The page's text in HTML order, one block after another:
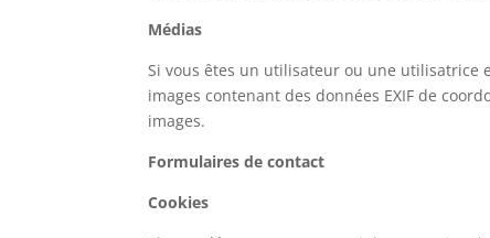
Médias
Si vous êtes un utilisateur ou une utilisatrice
images contenant des données EXIF de
images.
Formulaires de contact
Cookies